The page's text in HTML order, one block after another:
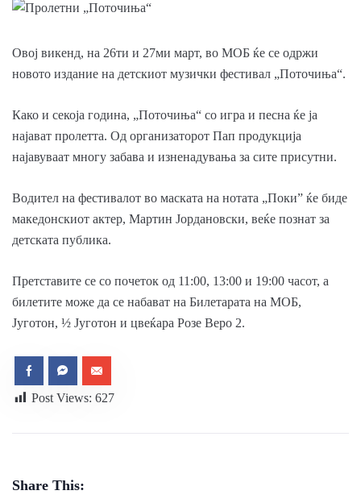
Oвој викенд, на 26ти и 27ми март, во МОБ ќе се одржи
новото издание на детскиот музички фестивал „Поточиња“.
Како и секоја година, „Поточиња“ со игра и песна ќе ја
најават пролетта. Од организаторот Пап продукција
најавуваат многу забава и изненадувања за сите присутни.
Водител на фестивалот во маската на нотата „Поки” ќе биде
македонскиот актер, Мартин Јордановски, веќе познат за
детската публика.
Претставите се со почеток од 11:00, 13:00 и 19:00 часот, а
билетите може да се набават на Билетарата на МОБ,
Југотон, ½ Југотон и цвеќара Розе Веро 2.
Post Views: 627
Share This: